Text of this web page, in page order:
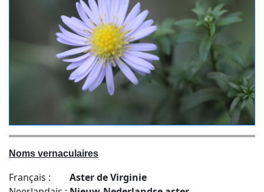
Noms vernaculaires
Français :
Aster de Virginie